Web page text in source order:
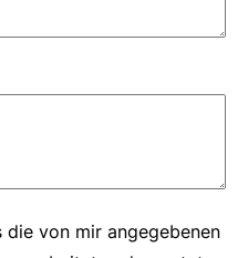
von mir angegebenen